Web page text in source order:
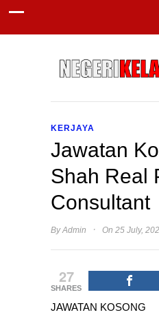
KERJAYA
Jawatan
Shah Real
Consultant
ByAdmin · On 25 July,
27
SHARES
JAWATAN KOSONG